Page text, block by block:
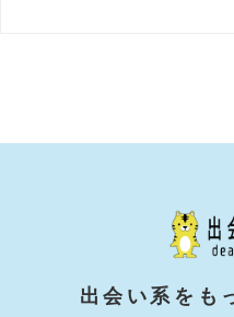
出会い系をも